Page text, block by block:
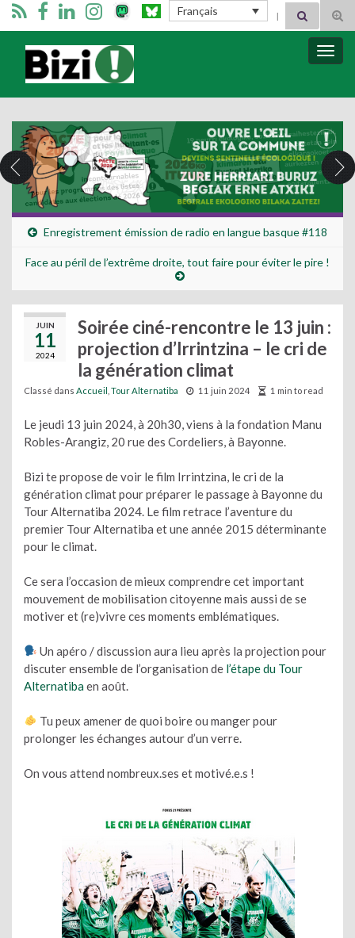
Français Search for:
Bizimugi
Enregistrement émission de radio en langue basque #118
Face au péril de l’extrême droite, tout faire pour éviter le pire !
JUIN
11
2024
Soirée ciné-rencontre le 13 juin :
projection d’Irrintzina – le cri de
la génération climat
Classé dans Accueil Tour Alternatiba 11 juin 2024 1 min to read
Le jeudi 13 juin 2024, à 20h30, viens à la fondation Manu
Robles-Arangiz, 20 rue des Cordeliers, à Bayonne.
Bizi te propose de voir le film Irrintzina, le cri de la
génération climat pour préparer le passage à Bayonne du
Tour Alternatiba 2024. Le film retrace l’aventure du
premier Tour Alternatiba et une année 2015 déterminante
pour le climat.
Ce sera l’occasion de mieux comprendre cet important
mouvement de mobilisation citoyenne mais aussi de se
motiver et (re)vivre ces moments emblématiques.
Un apéro / discussion aura lieu après la projection pour
discuter ensemble de l’organisation de l’étape du Tour
Alternatibaen août.
Tu peux amener de quoi boire ou manger pour
prolonger les échanges autour d’un verre.
On vous attend nombreux.ses et motivé.e.s !